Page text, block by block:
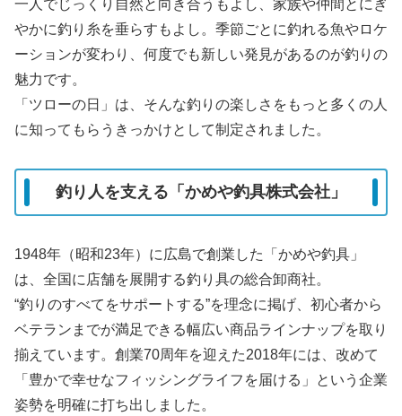
一人でじっくり自然と向き合うもよし、家族や仲間とにぎ
やかに釣り糸を垂らすもよし。季節ごとに釣れる魚やロケ
ーションが変わり、何度でも新しい発見があるのが釣りの
魅力です。
「ツローの日」は、そんな釣りの楽しさをもっと多くの人
に知ってもらうきっかけとして制定されました。
釣り人を支える「かめや釣具株式会社」
1948年（昭和23年）に広島で創業した「かめや釣具」
は、全国に店舗を展開する釣り具の総合卸商社。
“釣りのすべてをサポートする”を理念に掲げ、初心者から
ベテランまでが満足できる幅広い商品ラインナップを取り
揃えています。創業70周年を迎えた2018年には、改めて
「豊かで幸せなフィッシングライフを届ける」という企業
姿勢を明確に打ち出しました。